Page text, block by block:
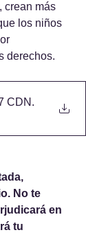
crean más
los niños
derechos.
OG 27 CDN .
No te
en
tu